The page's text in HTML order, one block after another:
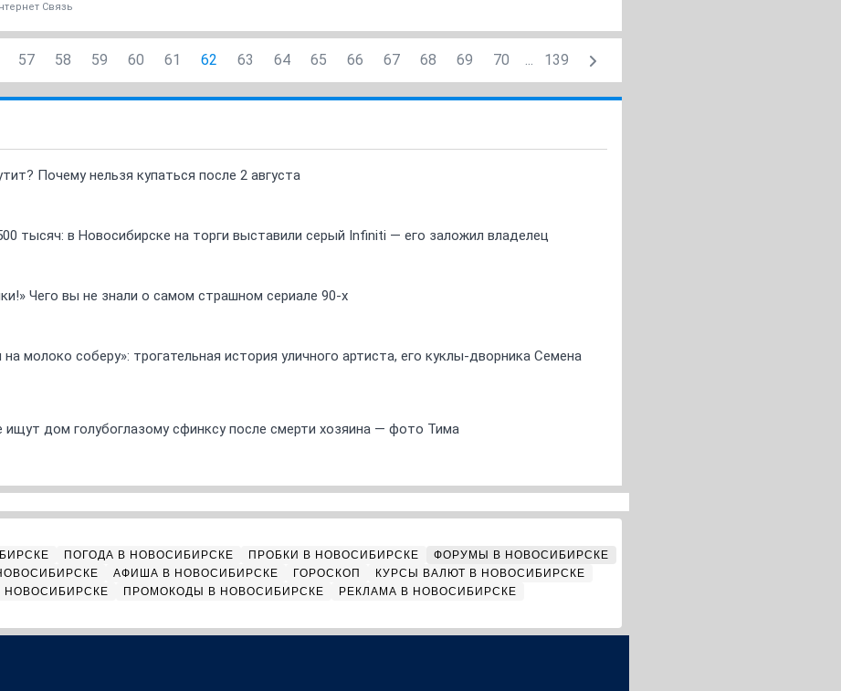
Связь
57 58 59 60 61 62 63 64 65 66 67 68 69 70 ... 139
Почему нельзя купаться после 2 августа
тысяч: в Новосибирске на торги выставили серый Infiniti — его заложил владелец
Чего вы не знали о самом страшном сериале 90-х
молоко соберу»: трогательная история уличного артиста, его куклы-дворника Семена
ищут дом голубоглазому сфинксу после смерти хозяина — фото Тима
ПОГОДА В НОВОСИБИРСКЕ ПРОБКИ В НОВОСИБИРСКЕ
ФОРУМЫ В НОВОСИБИРСКЕ
АФИША В НОВОСИБИРСКЕ ГОРОСКОП
КУРСЫ ВАЛЮТ В НОВОСИБИРСКЕ
НОВОСИБИРСКЕ
ПРОМОКОДЫ В НОВОСИБИРСКЕ РЕКЛАМА В НОВОСИБИРСКЕ